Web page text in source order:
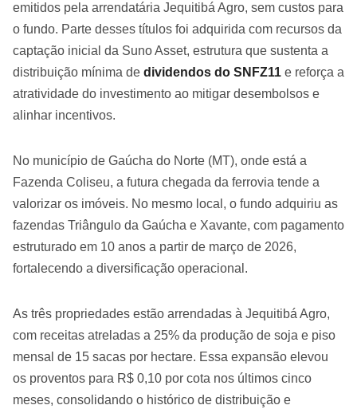
emitidos pela arrendatária Jequitibá Agro, sem custos para
o fundo. Parte desses títulos foi adquirida com recursos da
captação inicial da Suno Asset, estrutura que sustenta a
distribuição mínima de dividendos do SNFZ11 e reforça a
atratividade do investimento ao mitigar desembolsos e
alinhar incentivos.
No município de Gaúcha do Norte (MT), onde está a
Fazenda Coliseu, a futura chegada da ferrovia tende a
valorizar os imóveis. No mesmo local, o fundo adquiriu as
fazendas Triângulo da Gaúcha e Xavante, com pagamento
estruturado em 10 anos a partir de março de 2026,
fortalecendo a diversificação operacional.
As três propriedades estão arrendadas à Jequitibá Agro,
com receitas atreladas a 25% da produção de soja e piso
mensal de 15 sacas por hectare. Essa expansão elevou
os proventos para R$ 0,10 por cota nos últimos cinco
meses, consolidando o histórico de distribuição e